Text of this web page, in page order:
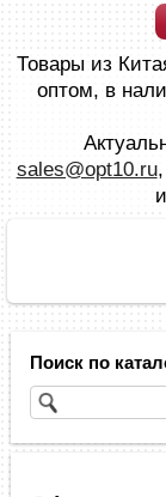
Товары из
оптом, в
sales@opt10.ru,
Поиск по